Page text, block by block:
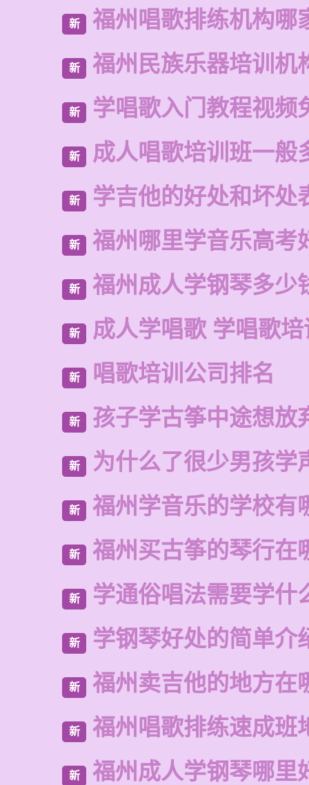
新 福州唱歌排练机构哪
新 福州民族乐器培训机
新 学唱歌入门教程视频
新 成人唱歌培训班一般
新 学吉他的好处和坏处
新 福州哪里学音乐高考
新 福州成人学钢琴多少
新 成人学唱歌 学唱歌
新 唱歌培训公司排名
新 孩子学古筝中途想放
新 为什么了很少男孩学
新 福州学音乐的学校有
新 福州买古筝的琴行在
新 学通俗唱法需要学什
新 学钢琴好处的简单介
新 福州卖吉他的地方在
新 福州唱歌排练速成班
新 福州成人学钢琴哪里